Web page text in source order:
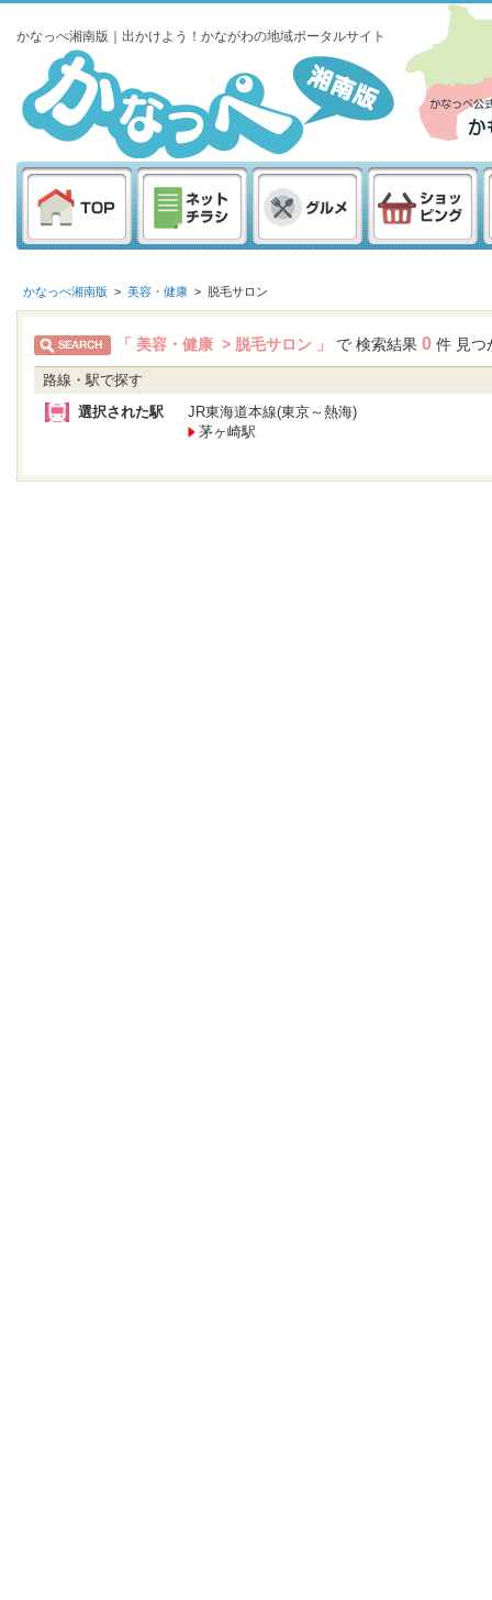
かなっぺ湘南版｜出かけよう！かながわの地域ポータルサイト
かなっぺ湘南版 > 美容・健康 > 脱毛サロン
「 美容・健康 > 脱毛サロン 」 で 検索結果 0 件 見つ
路線・駅で探す
選択された駅
JR東海道本線(東京～熱海)
茅ヶ崎駅